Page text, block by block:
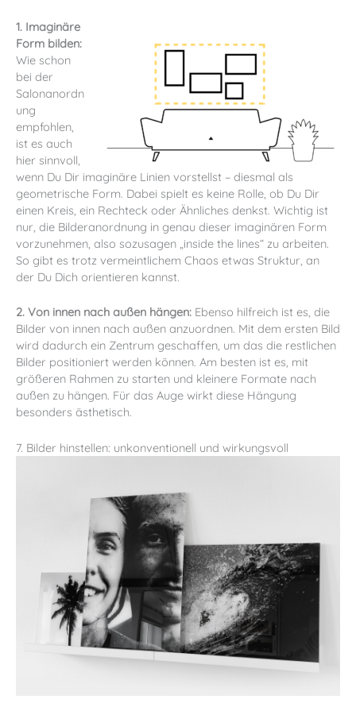
1. Imaginäre
Form bilden:
Wie schon
bei der
Salonanordn
ung
empfohlen,
ist es auch
hier sinnvoll,
wenn Du Dir imaginäre Linien vorstellst – diesmal als
geometrische Form. Dabei spielt es keine Rolle, ob Du Dir
einen Kreis, ein Rechteck oder Ähnliches denkst. Wichtig ist
nur, die Bilderanordnung in genau dieser imaginären Form
vorzunehmen, also sozusagen „inside the lines“ zu arbeiten.
So gibt es trotz vermeintlichem Chaos etwas Struktur, an
der Du Dich orientieren kannst.
2. Von innen nach außen hängen: Ebenso hilfreich ist es, die
Bilder von innen nach außen anzuordnen. Mit dem ersten Bild
wird dadurch ein Zentrum geschaffen, um das die restlichen
Bilder positioniert werden können. Am besten ist es, mit
größeren Rahmen zu starten und kleinere Formate nach
außen zu hängen. Für das Auge wirkt diese Hängung
besonders ästhetisch.
7. Bilder hinstellen: unkonventionell und wirkungsvoll